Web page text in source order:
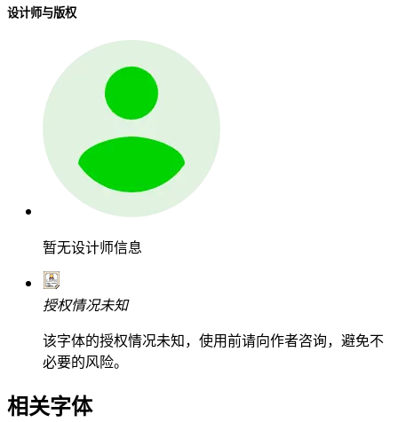
设计师与版权
暂无设计师信息
授权情况未知
该字体的授权情况未知，使用前请向作者咨询，避免不
必要的风险。
相关字体